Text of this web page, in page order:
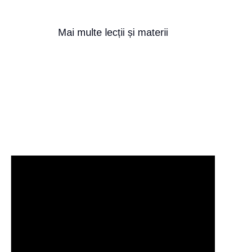
Mai multe lecții și materii